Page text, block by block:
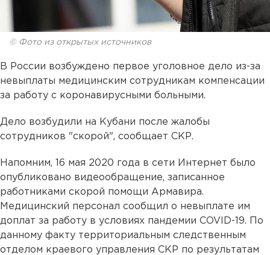
© Фото из открытых источников
В России возбуждено первое уголовное дело из-за
невыплаты медицинским сотрудникам компенсации
за работу с коронавирусными больными.
Дело возбудили на Кубани после жалобы
сотрудников "скорой", сообщает СКР.
Напомним, 16 мая 2020 года в сети Интернет было
опубликовано видеообращение, записанное
работниками скорой помощи Армавира.
Медицинский персонал сообщил о невыплате им
доплат за работу в условиях пандемии COVID-19. По
данному факту территориальным следственным
отделом краевого управления СКР по результатам